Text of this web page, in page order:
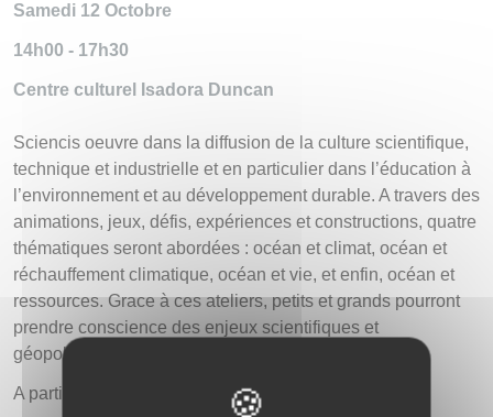
Samedi 12 Octobre
14h00 - 17h30
Centre culturel Isadora Duncan
Sciencis oeuvre dans la diffusion de la culture scientifique,
technique et industrielle et en particulier dans l’éducation à
l’environnement et au développement durable. A travers des
animations, jeux, défis, expériences et constructions, quatre
thématiques seront abordées : océan et climat, océan et
réchauffement climatique, océan et vie, et enfin, océan et
ressources. Grace à ces ateliers, petits et grands pourront
prendre conscience des enjeux scientifiques et
géopolitiques autour des océans.
A partir de 6 ans. Entrée libre.